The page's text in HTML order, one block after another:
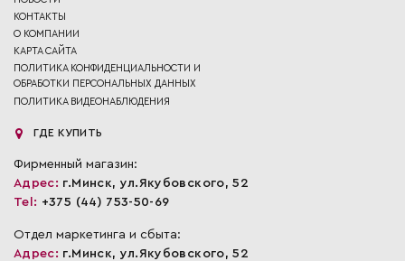
КОНТАКТЫ
О КОМПАНИИ
КАРТА САЙТА
ПОЛИТИКА КОНФИДЕНЦИАЛЬНОСТИ И
ОБРАБОТКИ ПЕРСОНАЛЬНЫХ ДАННЫХ
ПОЛИТИКА ВИДЕОНАБЛЮДЕНИЯ
ГДЕ КУПИТЬ
Фирменный магазин:
Адрес: г.Минск, ул.Якубовского, 52
Tel: +375 (44) 753-50-69
Отдел маркетинга и сбыта:
Адрес: г.Минск, ул.Якубовского, 52